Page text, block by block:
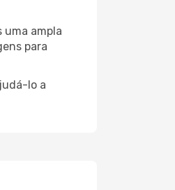
uma ampla
para
lo a